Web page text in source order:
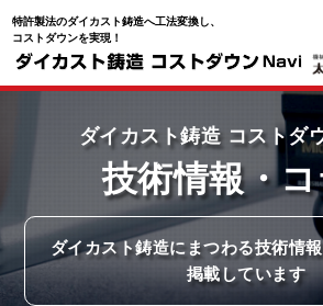
特許製法のダイカスト鋳造へ工法変換し、
コストダウンを実現！
ダイカスト鋳造 コストダ
技術情報・
ダイカスト鋳造にまつわる技術情
掲載しています